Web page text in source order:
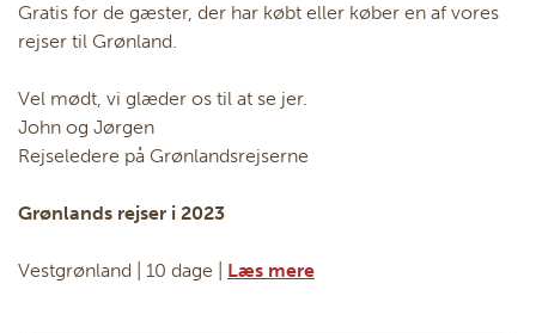
Gratis for de gæster, der har købt eller køber en af vores
rejser til Grønland.
Vel mødt, vi glæder os til at se jer.
John og Jørgen
Rejseledere på Grønlandsrejserne
Grønlands rejser i 2023
Vestgrønland | 10 dage | Læs mere